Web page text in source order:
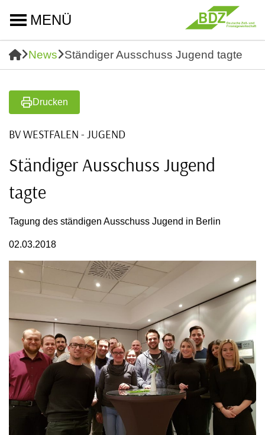
MENÜ
News Ständiger Ausschuss Jugend tagte
Drucken
BV WESTFALEN - JUGEND
Ständiger Ausschuss Jugend
tagte
Tagung des ständigen Ausschuss Jugend in Berlin
02.03.2018